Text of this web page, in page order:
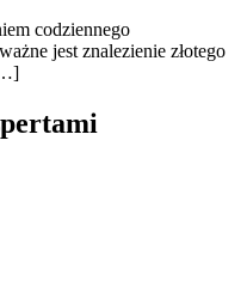
codziennego
jest znalezienie złotego